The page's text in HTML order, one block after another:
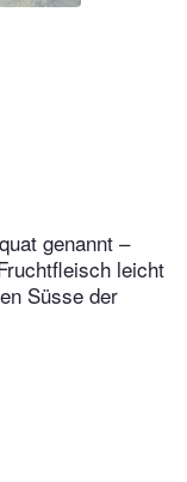
genannt –
leicht
Süsse der